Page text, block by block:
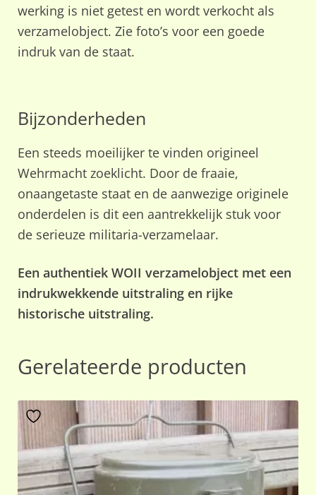
werking is niet getest en wordt verkocht als
verzamelobject. Zie foto’s voor een goede
indruk van de staat.
Bijzonderheden
Een steeds moeilijker te vinden origineel
Wehrmacht zoeklicht. Door de fraaie,
onaangetaste staat en de aanwezige originele
onderdelen is dit een aantrekkelijk stuk voor
de serieuze militaria-verzamelaar.
Een authentiek WOII verzamelobject met een
indrukwekkende uitstraling en rijke
historische uitstraling.
Gerelateerde producten